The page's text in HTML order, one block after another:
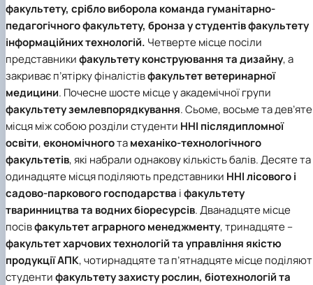
факультету, срібловиборола команда гуманітарно-
педагогічного факультету, бронзау студентівфакультету
інформаційних технологій. Четверте місцепосіли
представникифакультету конструювання та дизайну, а
закриваєп’ятіркуфіналістівфакультет ветеринарної
медицини. Почеснешосте місцеу академічної групи
факультету землевпорядкування.Сьоме, восьметадев’яте
місцяміж собою розділи студенти ННІ післядипломної
освіти,економічноготамеханіко-технологічного
факультетів, які набрали однакову кількість балів.Десятета
одинадцяте місцяподіляють представники ННІ лісового і
садово-паркового господарства іфакультету
тваринництва та водних біоресурсів.Дванадцяте місце
посівфакультет аграрного менеджменту,тринадцяте–
факультет харчових технологій та управління якістю
продукції АПК,чотирнадцятетап’ятнадцяте місце
студентифакультету захисту рослин, біотехнологій та